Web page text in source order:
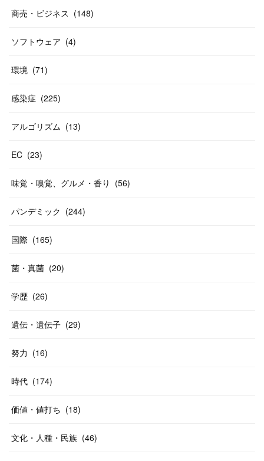
商売・ビジネス (148)
ソフトウェア (4)
環境 (71)
感染症 (225)
アルゴリズム (13)
EC (23)
味覚・嗅覚、グルメ・香り (56)
パンデミック (244)
国際 (165)
菌・真菌 (20)
学歴 (26)
遺伝・遺伝子 (29)
努力 (16)
時代 (174)
価値・値打ち (18)
文化・人種・民族 (46)